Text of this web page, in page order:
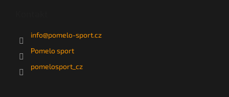
info@pomelo-sport.cz
Pomelo sport
pomelosport_cz